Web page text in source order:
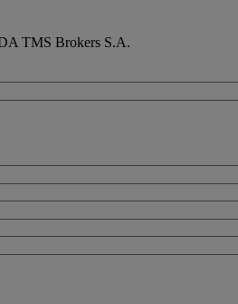
TMS Brokers S.A.